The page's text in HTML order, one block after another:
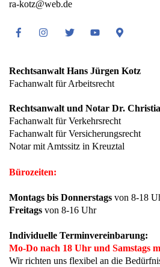
ra-kotz@web.de
FacebookInstagramTwitter YoutubeGoogle
Rechtsanwalt Hans Jürgen Kotz
Fachanwalt für Arbeitsrecht
Rechtsanwalt und Notar Dr.
Fachanwalt für Verkehrsrecht
Fachanwalt für Versicherungsrecht
Notar mit Amtssitz in Kreuztal
Bürozeiten:
Montags bis Donnerstags von 8-18
Freitags von 8-16 Uhr
Individuelle Terminvereinbarung:
Mo-Do nach 18 Uhr und Samstags
Wir richten uns flexibel an die